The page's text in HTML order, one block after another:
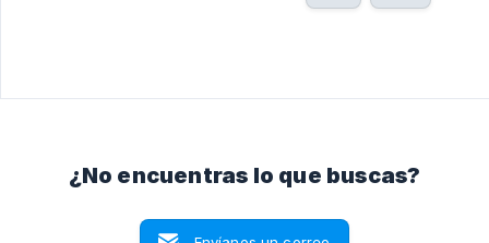
¿No encuentras lo que buscas?